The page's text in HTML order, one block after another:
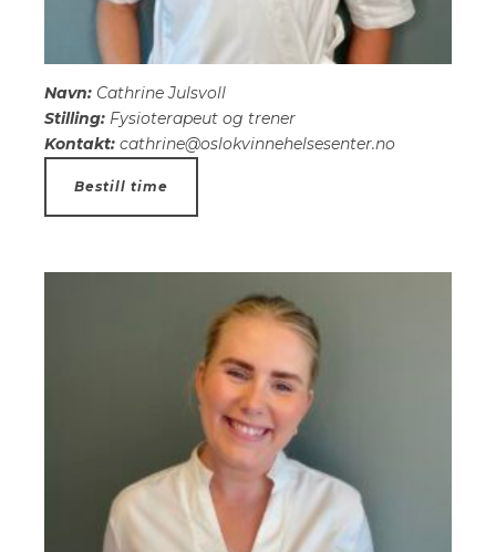
Navn: Cathrine Julsvoll
Stilling: Fysioterapeut og trener
Kontakt: cathrine@oslokvinnehelsesenter.no
Bestill time